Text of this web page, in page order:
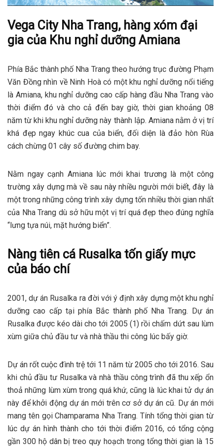
Vega City Nha Trang, hàng xóm đại
gia của Khu nghỉ dưỡng Amiana
Phía Bắc thành phố Nha Trang theo hướng trục đường Phạm
Văn Đồng nhìn về Ninh Hoà có một khu nghỉ dưỡng nổi tiếng
là Amiana, khu nghỉ dưỡng cao cấp hàng đầu Nha Trang vào
thời điểm đó và cho cả đến bay giờ, thời gian khoảng 08
năm từ khi khu nghỉ dưỡng này thành lập. Amiana nằm ở vị trí
khá đẹp ngay khúc cua của biển, đối diện là đảo hòn Rùa
cách chừng 01 cây số đường chim bay.
Nằm ngay cạnh Amiana lúc mới khai trương là một công
trường xây dựng mà về sau này nhiều người mới biết, đây là
một trong những công trình xây dựng tốn nhiều thời gian nhất
của Nha Trang dù sở hữu một vị trí quá đẹp theo đúng nghĩa
“lưng tựa núi, mặt hướng biển”.
Nàng tiên cá Rusalka tốn giấy mực
của báo chí
2001, dự án Rusalka ra đời với ý định xây dựng một khu nghỉ
dưỡng cao cấp tại phía Bắc thành phố Nha Trang. Dự án
Rusalka được kéo dài cho tới 2005 (1) rồi chấm dứt sau lùm
xùm giữa chủ đầu tư và nhà thầu thi công lúc bấy giờ.
Dự án rốt cuộc đình trệ tới 11 năm từ 2005 cho tới 2016. Sau
khi chủ đầu tư Rusalka và nhà thầu công trình đã thu xếp ổn
thoả những lùm xùm trong quá khứ, cũng là lúc khai tử dự án
này để khởi động dự án mới trên cơ sở dự án cũ. Dự án mới
mang tên gọi Champarama Nha Trang. Tính tổng thời gian từ
lúc dự án hình thành cho tới thời điểm 2016, có tổng cộng
gần 300 hộ dân bị treo quy hoạch trong tổng thời gian là 15